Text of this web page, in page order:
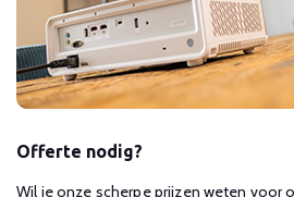
Offerte nodig?
Wil je onze scherpe prijzen weten voor